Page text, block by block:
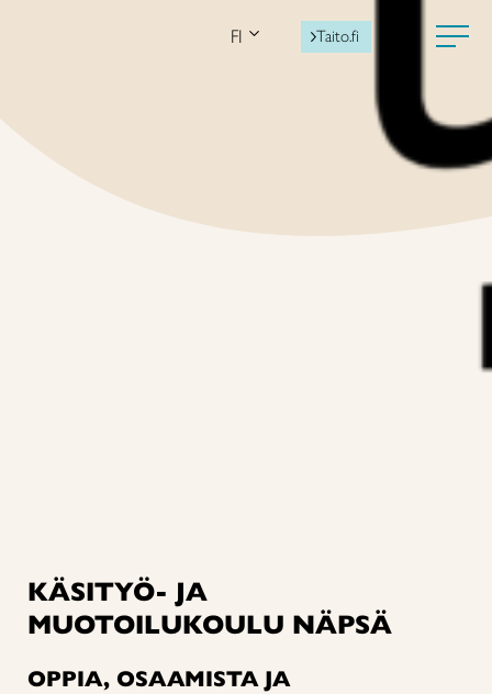
FI Taito.fi
KÄSITYÖ- JA
MUOTOILUKOULU NÄPSÄ
OPPIA, OSAAMISTA JA